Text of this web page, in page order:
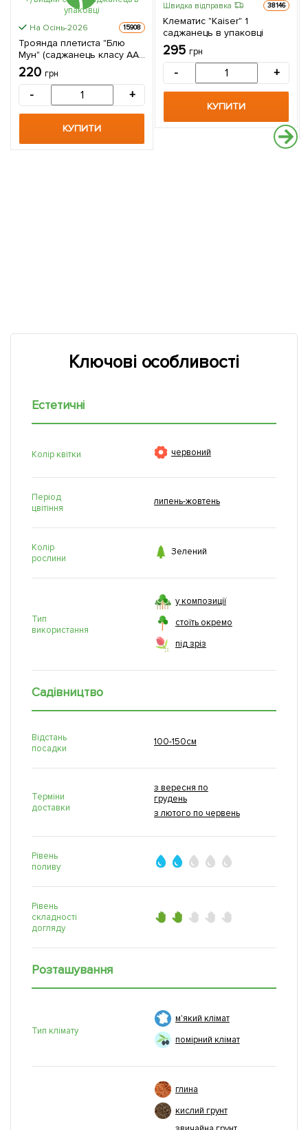
На Осінь-2026 15908
Троянда плетиста "Блю
Мун" (саджанець класу АА
+) вищий сорт 1 саджанець
в упаковці
220 грн
- +
КУПИТИ
Швидка відправка 38146
Клематис "Kaiser" 1
саджанець в упаковці
295 грн
- +
КУПИТИ
Ключові особливості
Естетичні
Колір квітки  червоний
Період
цвітіння
липень-жовтень
Колір
рослини
 Зелений
Тип
використання
у композиції
стоїть окремо
під зріз
Садівництво
Відстань
посадки
100-150см
Терміни
доставки
з вересня по
грудень
з лютого по червень
Рівень
поливу
Рівень
складності
догляду
Розташування
Тип клімату
м'який клімат
помірний клімат
глина
кислий грунт